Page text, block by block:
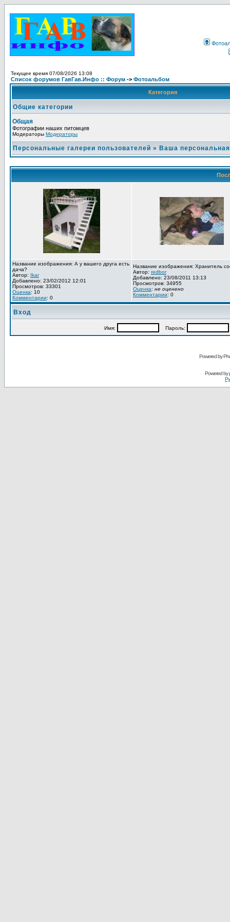
Текущее время 07/08/2026 13:08
Список форумов ГавГав.Инфо :: Форум -> Фотоальбом
Категория
Общие категории
Общая
Фотографии наших питомцев
Модераторы Модераторы
Персональные галереи пользователей » Ваша
Название изображения: А у вашего друга есть
дача?
Автор: Ikar
Добавлено: 23/02/2012 12:01
Просмотров: 33301
Оценка: 10
Комментарии: 0
Название изображения: Хранитель
Автор: redbor
Добавлено: 23/08/2011 13:13
Просмотров: 34955
Оценка: не оценено
Комментарии: 0
Вход
Имя: Пароль:
Powered by
Powered by